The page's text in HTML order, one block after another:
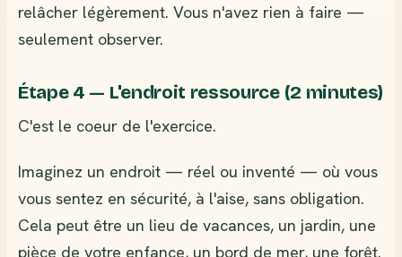
relâcher légèrement. Vous n'avez rien à faire —
seulement observer.
Étape 4 — L'endroit ressource (2 minutes)
C'est le coeur de l'exercice.
Imaginez un endroit — réel ou inventé — où vous
vous sentez en sécurité, à l'aise, sans obligation.
Cela peut être un lieu de vacances, un jardin, une
pièce de votre enfance, un bord de mer, une forêt.